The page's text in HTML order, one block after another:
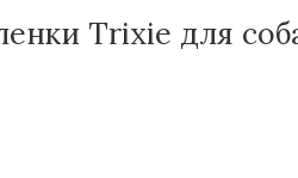
Trixie для